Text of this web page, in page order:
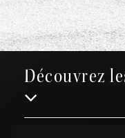
Découvrez